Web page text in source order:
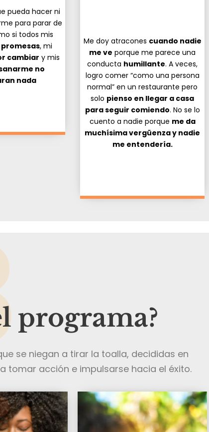
pueda hacer ni
para parar de
si todos mis
promesas, mi
cambiar y mis
no
nada
Me doy atracones cuando nadie
me ve porque me parece una
conducta humillante. A veces,
logro comer “como una persona
normal” en un restaurante pero
solo pienso en llegar a casa
para seguir comiendo. No se lo
cuento a nadie porque me da
muchísima vergüenza y nadie
me entendería.
programa?
se niegan a tirar la toalla, decididas en
tomar acción e impulsarse hacia el éxito.